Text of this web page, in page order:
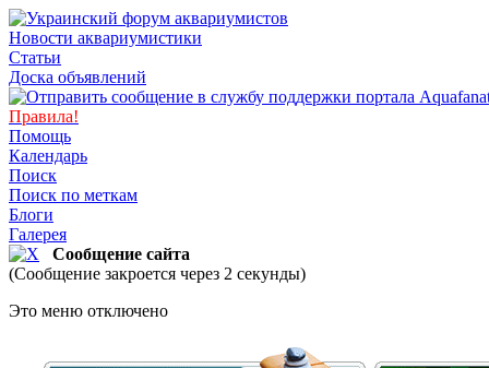
Новости аквариумистики
Статьи
Доска объявлений
Правила!
Помощь
Календарь
Поиск
Поиск по меткам
Блоги
Галерея
Сообщение сайта
(Сообщение закроется через 2 секунды)
Это меню отключено